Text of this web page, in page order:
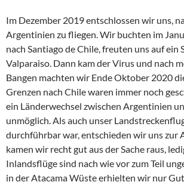
Im Dezember 2019 entschlossen wir uns,
Argentinien zu fliegen. Wir buchten im
nach Santiago de Chile, freuten uns auf ein
Valparaiso. Dann kam der Virus und nach
Bangen machten wir Ende Oktober 2020
Grenzen nach Chile waren immer noch
ein Länderwechsel zwischen Argentinien
unmöglich. Als auch unser
durchführbar war, entschieden wir uns zur
kamen wir recht gut aus der Sache raus,
Inlandsflüge sind nach wie vor zum Teil
in der Atacama Wüste erhielten wir nur